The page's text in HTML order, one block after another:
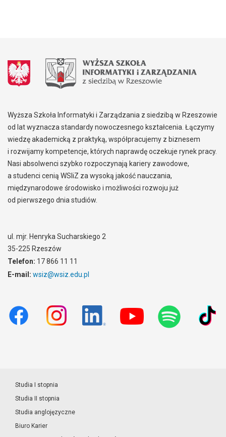
Wyższa Szkoła Informatyki i Zarządzania z siedzibą w Rzeszowie
od lat wyznacza standardy nowoczesnego kształcenia. Łączymy
wiedzę akademicką z praktyką, współpracujemy z biznesem
i rozwijamy kompetencje, których naprawdę oczekuje rynek pracy.
Nasi absolwenci szybko rozpoczynają kariery zawodowe,
a studenci cenią WSIiZ za wysoką jakość nauczania,
międzynarodowe środowisko i możliwości rozwoju już
od pierwszego dnia studiów.
ul. mjr. Henryka Sucharskiego 2
35-225 Rzeszów
Telefon: 17 866 11 11
E-mail: wsiz@wsiz.edu.pl
Studia I stopnia
Studia II stopnia
Studia anglojęzyczne
Biuro Karier